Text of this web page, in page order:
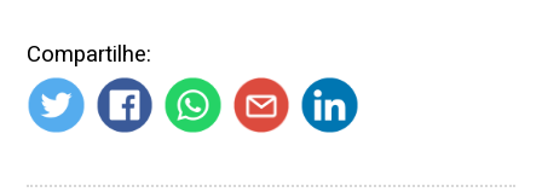
Compartilhe: